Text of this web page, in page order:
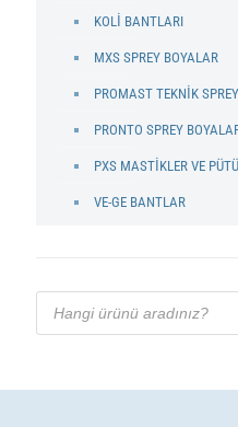
KOLİ BANTLARI
MXS SPREY BOYALAR
PROMAST TEKNİK
PRONTO SPREY
PXS MASTİKLER VE
VE-GE BANTLAR
Products
search